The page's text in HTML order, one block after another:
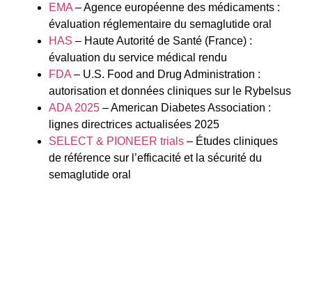
EMA – Agence européenne des médicaments :
évaluation réglementaire du semaglutide oral
HAS – Haute Autorité de Santé (France) :
évaluation du service médical rendu
FDA – U.S. Food and Drug Administration :
autorisation et données cliniques sur le Rybelsus
ADA 2025 – American Diabetes Association :
lignes directrices actualisées 2025
SELECT & PIONEER trials – Études cliniques
de référence sur l’efficacité et la sécurité du
semaglutide oral